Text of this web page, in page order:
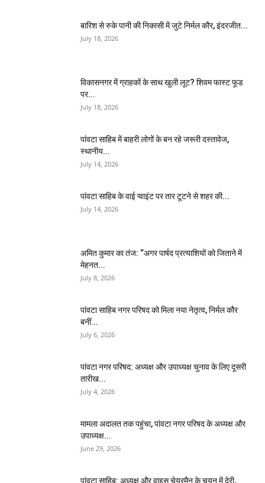
बारिश से रुके पानी की निकासी में जुटे निर्मल कौर, इंदरजीत...
July 18, 2026
विकासनगर में ग्राहकों के साथ खुली लूट? शिवम फास्ट फूड
पर...
July 18, 2026
पांवटा साहिब में बाहरी लोगों के बन रहे जरूरी दस्तावेज,
स्थानीय...
July 14, 2026
पांवटा साहिब के वाई प्वाइंट पर तार टूटने से शहर की...
July 14, 2026
अमित कुमार का तंज: “अगर पार्षद प्रत्याशियों को जिताने में
मेहनत...
July 8, 2026
पांवटा साहिब नगर परिषद को मिला नया नेतृत्व, निर्मल कौर
बनीं...
July 6, 2026
पांवटा नगर परिषद: अध्यक्ष और उपाध्यक्ष चुनाव के लिए दूसरी
तारीख...
July 4, 2026
मामला अदालत तक पहुंचा, पांवटा नगर परिषद के अध्यक्ष और
उपाध्यक्ष...
June 29, 2026
पांवटा साहिब: अध्यक्ष और वाइस चेयरमैन के चयन में देरी,